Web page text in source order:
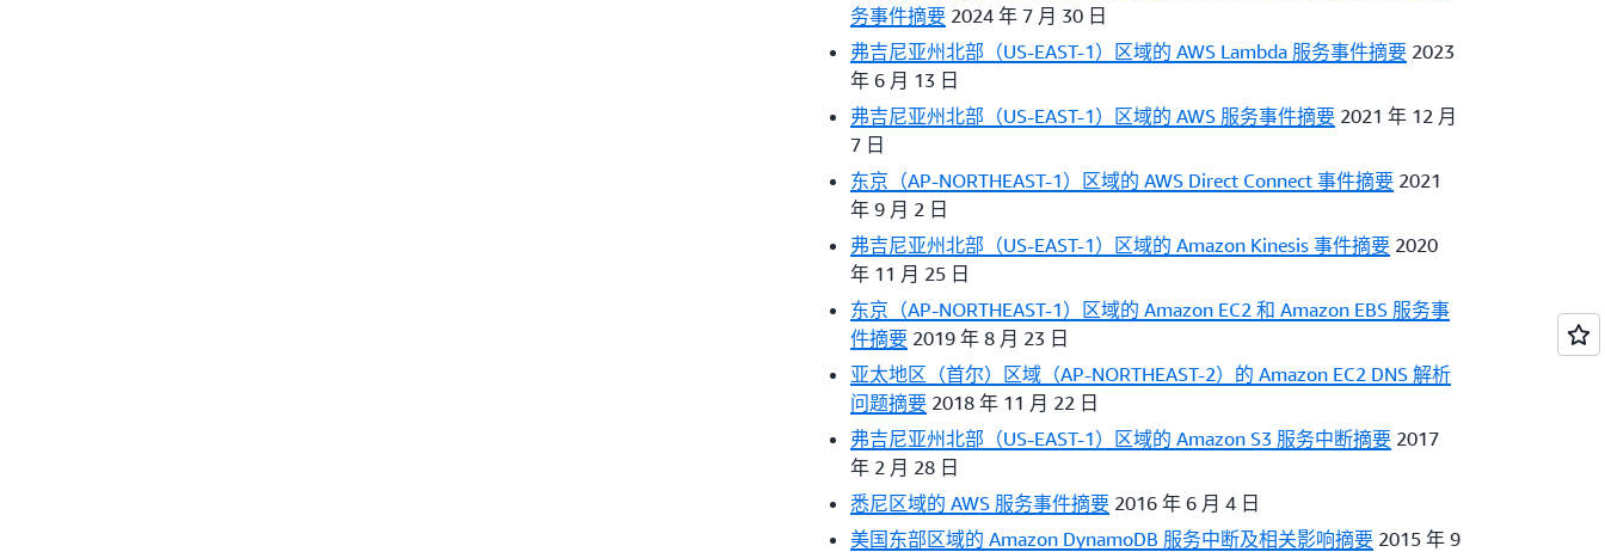
务事件摘要 2024 年 7 月 30 日
弗吉尼亚州北部（US-EAST-1）区域的 AWS Lambda 服务事件摘要 2023
年 6 月 13 日
弗吉尼亚州北部（US-EAST-1）区域的 AWS 服务事件摘要 2021 年 12 月
7 日
东京（AP-NORTHEAST-1）区域的 AWS Direct Connect 事件摘要 2021
年 9 月 2 日
弗吉尼亚州北部（US-EAST-1）区域的 Amazon Kinesis 事件摘要 2020
年 11 月 25 日
东京（AP-NORTHEAST-1）区域的 Amazon EC2 和 Amazon EBS 服务事
件摘要 2019 年 8 月 23 日
亚太地区（首尔）区域（AP-NORTHEAST-2）的 Amazon EC2 DNS 解析
问题摘要 2018 年 11 月 22 日
弗吉尼亚州北部（US-EAST-1）区域的 Amazon S3 服务中断摘要 2017
年 2 月 28 日
悉尼区域的 AWS 服务事件摘要 2016 年 6 月 4 日
美国东部区域的 Amazon DynamoDB 服务中断及相关影响摘要 2015 年 9